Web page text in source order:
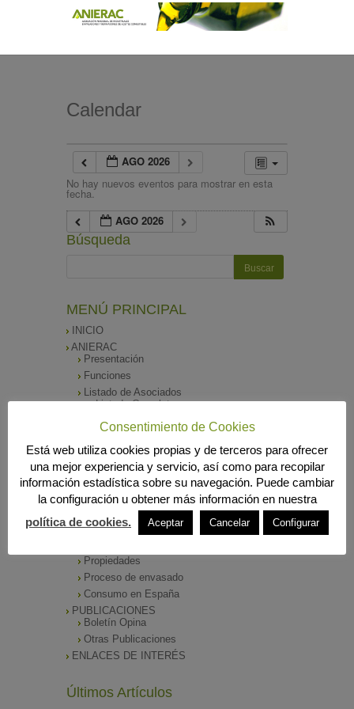
Calendar
AGO 2026
No hay nuevos eventos para mostrar en esta
fecha.
AGO 2026
Búsqueda
MENÚ PRINCIPAL
INICIO
ANIERAC
Presentación
Funciones
Listado de Asociados
Listado Completo
Como asociarse
SALA DE PRENSA
Notas de Prensa
Archivos Corporativos
GALERÍA DE IMÁGENES
CONTACTO
ENVASADO DE ACEITE
Propiedades
Proceso de envasado
Consumo en España
PUBLICACIONES
Boletín Opina
Otras Publicaciones
ENLACES DE INTERÉS
Últimos Artículos
Consentimiento de Cookies
Está web utiliza cookies propias y de terceros para ofrecer
una mejor experiencia y servicio, así como para recopilar
información estadística sobre su navegación. Puede cambiar
la configuración u obtener más información en nuestra
política de cookies.
Aceptar Cancelar Configurar